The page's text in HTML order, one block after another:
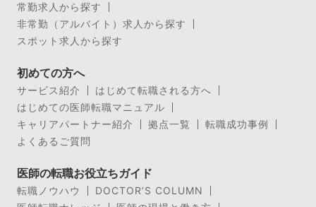
常勤求人から探す
非常勤（アルバイト）求人から探す
スポット求人から探す
初めての方へ
サービス紹介
はじめて転職される方へ
はじめての医師転職マニュアル
キャリアパートナー紹介
拠点一覧
転職成功事例
よくあるご質問
医師の転職お役立ちガイド
転職ノウハウ
DOCTOR’S COLUMN